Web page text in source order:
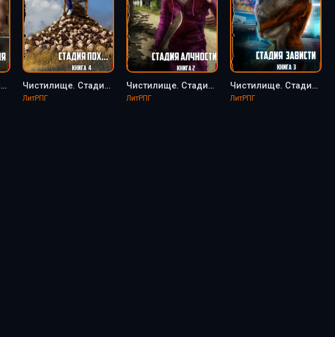
Чистилище. Стадия Уныния - Макс Вальтер (1) Чистилище. Стадия Пох... - Макс Вальтер (4)
ЛитРПГ
Чистилище. Стадия Алчности - Макс Вальтер (2)
ЛитРПГ
Чистилище. Стадия Зависти - Макс Вальтер (3)
ЛитРПГ